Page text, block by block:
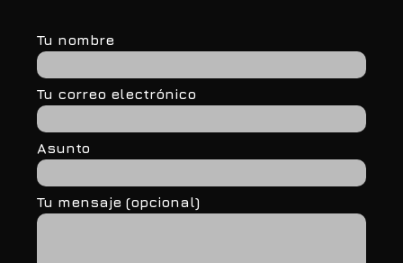
Tu nombre
Tu correo electrónico
Asunto
Tu mensaje (opcional)